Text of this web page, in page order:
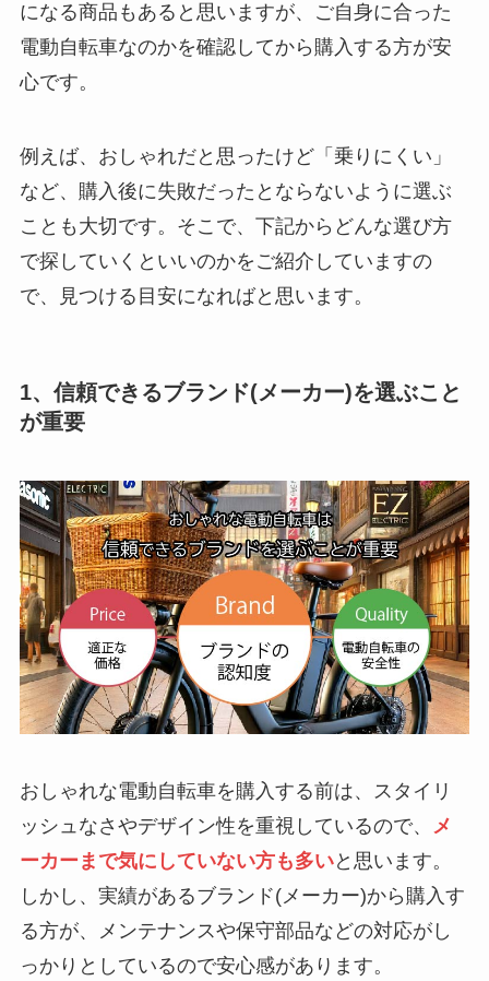
になる商品もあると思いますが、ご自身に合った
電動自転車なのかを確認してから購入する方が安
心です。
例えば、おしゃれだと思ったけど「乗りにくい」
など、購入後に失敗だったとならないように選ぶ
ことも大切です。そこで、下記からどんな選び方
で探していくといいのかをご紹介していますの
で、見つける目安になればと思います。
1、信頼できるブランド(メーカー)を選ぶこと
が重要
おしゃれな電動自転車を購入する前は、スタイリ
ッシュなさやデザイン性を重視しているので、
メ
ーカーまで気にしていない方も多いと思います。
しかし、実績があるブランド(メーカー)から購入す
る方が、メンテナンスや保守部品などの対応がし
っかりとしているので安心感があります。